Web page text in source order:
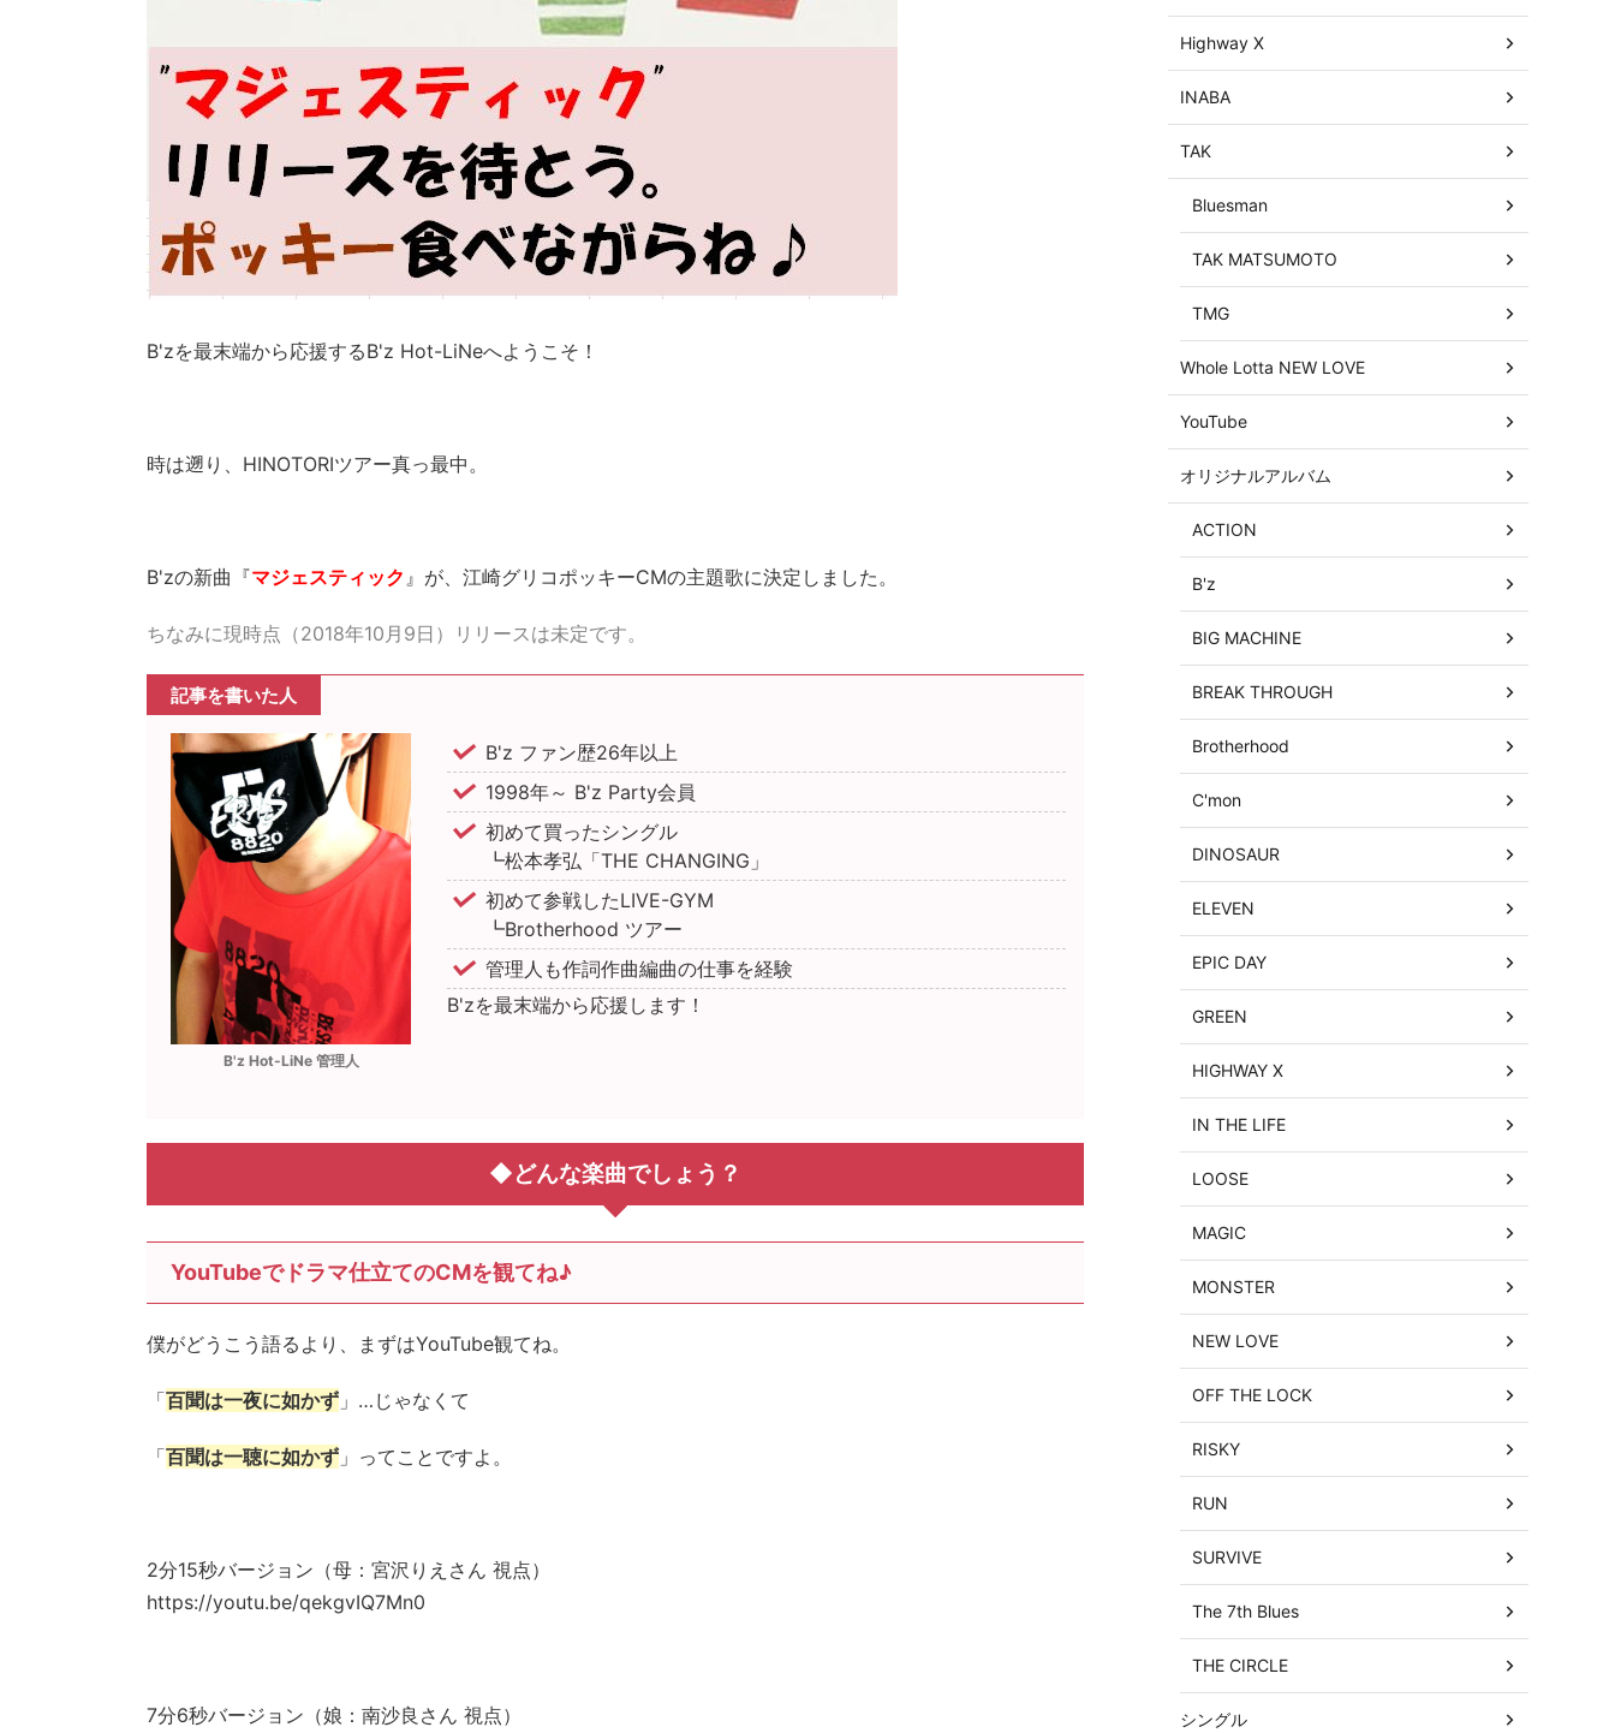
B'zを最末端から応援するB'z Hot-LiNeへようこそ！
時は遡り、HINOTORIツアー真っ最中。
B'zの新曲『マジェスティック 』が、江崎グリコポッキーCMの主題歌に決定しました。
ちなみに現時点（2018年10月9日）リリースは未定です。
記事を書いた人
B'z Hot-LiNe 管理人
B'z ファン歴26年以上
1998年～ B'z Party会員
初めて買ったシングル
┗松本孝弘「THE CHANGING」
初めて参戦したLIVE-GYM
┗Brotherhood ツアー
管理人も作詞作曲編曲の仕事を経験
B'zを最末端から応援します！
◆どんな楽曲でしょう？
YouTubeでドラマ仕立てのCMを観てね♪
僕がどうこう語るより、まずはYouTube観てね。
「百聞は一夜に如かず 」…じゃなくて
「百聞は一聴に如かず 」ってことですよ。
2分15秒バージョン（母：宮沢りえさん 視点）
https://youtu.be/qekgvIQ7Mn0
7分6秒バージョン（娘：南沙良さん 視点）
Highway X
INABA
TAK
Bluesman
TAK MATSUMOTO
TMG
Whole Lotta NEW LOVE
YouTube
オリジナルアルバム
ACTION
B'z
BIG MACHINE
BREAK THROUGH
Brotherhood
C'mon
DINOSAUR
ELEVEN
EPIC DAY
GREEN
HIGHWAY X
IN THE LIFE
LOOSE
MAGIC
MONSTER
NEW LOVE
OFF THE LOCK
RISKY
RUN
SURVIVE
The 7th Blues
THE CIRCLE
シングル